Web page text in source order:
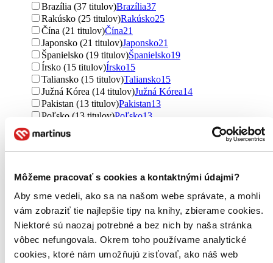
Môžeme pracovať s cookies a kontaktnými údajmi?
Aby sme vedeli, ako sa na našom webe správate, a mohli
vám zobraziť tie najlepšie tipy na knihy, zbierame cookies.
Niektoré sú naozaj potrebné a bez nich by naša stránka
vôbec nefungovala. Okrem toho používame analytické
cookies, ktoré nám umožňujú zisťovať, ako náš web
Brazília (37 titulov)Brazília37
Rakúsko (25 titulov)Rakúsko25
Čína (21 titulov)Čína21
Japonsko (21 titulov)Japonsko21
Španielsko (19 titulov)Španielsko19
Írsko (15 titulov)Írsko15
Taliansko (15 titulov)Taliansko15
Južná Kórea (14 titulov)Južná Kórea14
Pakistan (13 titulov)Pakistan13
Poľsko (13 titulov)Poľsko13
Grécko (11 titulov)
Južná Afrika (11 titulov)
Peru (10 titulov)Peru10
Izrael (9 titulov) Izrael9
Thajsko (7 titulov)Thajsko7
Bielorusko (6 titulov) Bielorusko6
Ďalšie možnosti
Dale Carnegie (101 titulov)Dale Carnegie 101